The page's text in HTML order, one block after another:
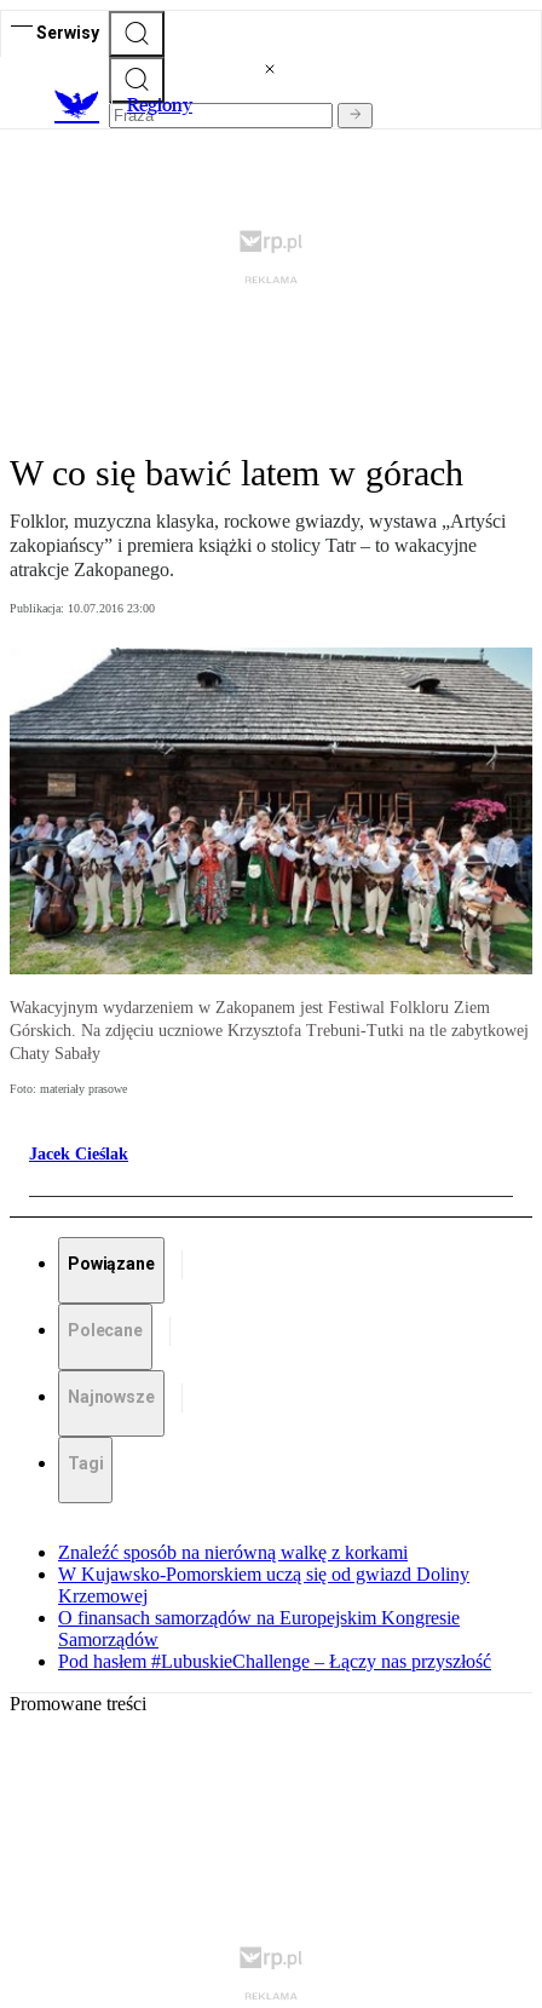
Serwisy
Regiony
W co się bawić latem w górach
Folklor, muzyczna klasyka, rockowe gwiazdy, wystawa „Artyści
zakopiańscy” i premiera książki o stolicy Tatr – to wakacyjne
atrakcje Zakopanego.
Publikacja: 10.07.2016 23:00
Wakacyjnym wydarzeniem w Zakopanem jest Festiwal Folkloru Ziem
Górskich. Na zdjęciu uczniowe Krzysztofa Trebuni-Tutki na tle zabytkowej
Chaty Sabały
Foto: materiały prasowe
Jacek Cieślak
Powiązane
Polecane
Najnowsze
Tagi
Znaleźć sposób na nierówną walkę z korkami
W Kujawsko-Pomorskiem uczą się od gwiazd Doliny
Krzemowej
O finansach samorządów na Europejskim Kongresie
Samorządów
Pod hasłem #LubuskieChallenge – Łączy nas przyszłość
Promowane treści